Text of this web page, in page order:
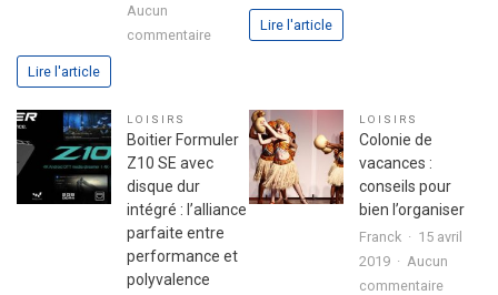
Aucun
commentairesur
réussir
son
premier
investissement
immobilier
en
toute
Lire l'article
Lire l'article
LOISIRS
Boitier Formuler
Z10 SE avec
disque dur
intégré : l’alliance
parfaite entre
performance et
polyvalence
LOISIRS
Colonie de
vacances :
conseils pour
bien l’organiser
Franck
15 avril
2019
Aucun
commentairesur